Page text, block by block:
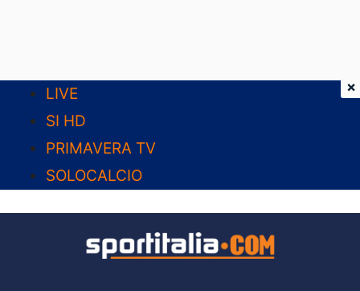
contenuto
LIVE
SI HD
PRIMAVERA TV
SOLOCALCIO
×